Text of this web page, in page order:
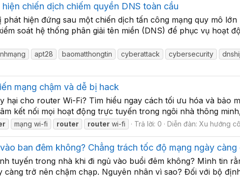
chiến dịch chiếm quyền DNS toàn cầu
hiện đứng sau một chiến dịch tấn công mạng quy mô
soát hệ thống phân giải tên miền (DNS) để phục vụ hoạt
apt28 baomatthongtin cyberattack cybersecurity
mạng chậm và dễ bị hack
hại cho router Wi-Fi? Tìm hiểu ngay cách tối ưu hóa và bảo
kết nối mọi hoạt động trực tuyến trong ngôi nhà thông
mạng wi-fi router router wi-fi Trả lời: 0 Diễn đàn:Xu hướng
ban đêm không? Chẳng trách tốc độ mạng ngày càng
tuyến trong nhà khi đi ngủ vào buổi đêm không? Mình tin
càng trở nên chậm chạp. Nguyên nhân vì sao? Đối với bộ